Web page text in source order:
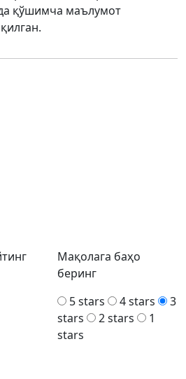
қўшимча маълумот
Мақолага баҳо
беринг
5 stars
4 stars
3
stars
2 stars
1
stars